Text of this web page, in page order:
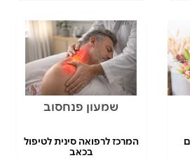
שמעון פנחסוב
המרכז לרפואה סינית לטיפול
בכאב